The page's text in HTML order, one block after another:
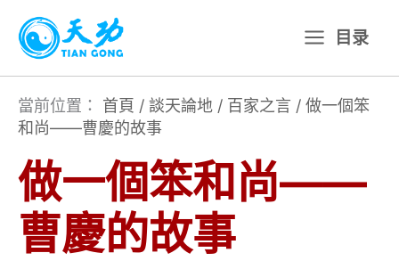
主
目录
當前位置： 首頁 / 談天論地 / 百家之言 / 做一個笨
和尚——曹慶的故事
做一個笨和尚——
曹慶的故事